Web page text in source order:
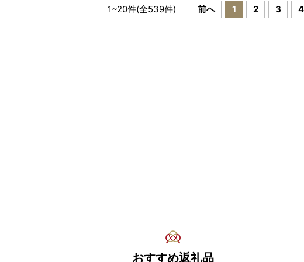
1~20件(全539件) 前へ 1 2 3 4
おすすめ返礼品